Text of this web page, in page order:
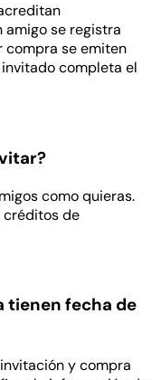
se registra
compra se emiten
completa el
como quieras.
créditos de
tienen fecha de
y compra